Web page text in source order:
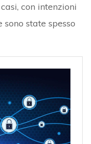
con intenzioni
state spesso